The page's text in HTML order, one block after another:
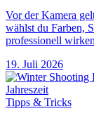
Vor der Kamera
wählst du Farben,
professionell
19. Juli 2026
Tipps & Tricks